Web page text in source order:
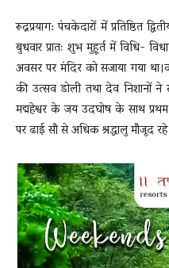
रूद्रप्रयाग: पंचकेदारों में प्रतिष्ठित
बुधवार प्रातः शुभ मुहूर्त में विधि-
अवसर पर मंदिर को सजाया गया
की उत्सव डोली तथा देव निशानों ने
मद्महेश्वर के जय उदघोष के साथ
पर ढाई सौ से अधिक श्रद्धालु मौजूद